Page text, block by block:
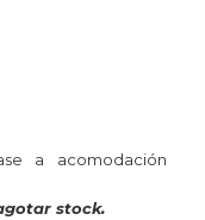
a acomodación
stock.